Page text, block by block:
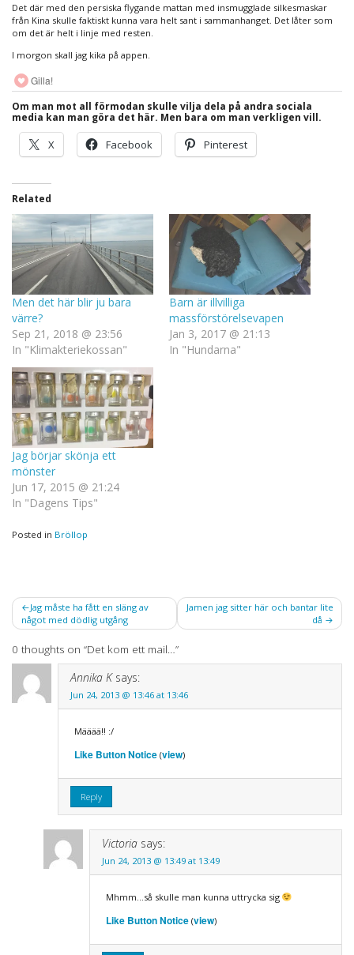
Det där med den persiska flygande mattan med insmugglade silkesmaskar
från Kina skulle faktiskt kunna vara helt sant i sammanhanget. Det låter som
om det är helt i linje med resten.
I morgon skall jag kika på appen.
Gilla!
Om man mot all förmodan skulle vilja dela på andra sociala
media kan man göra det här. Men bara om man verkligen vill.
X Facebook Pinterest
Related
Men det här blir ju bara
värre?
Sep 21, 2018 @ 23:56
In "Klimakteriekossan"
Barn är illvilliga
massförstörelsevapen
Jan 3, 2017 @ 21:13
In "Hundarna"
Jag börjar skönja ett
mönster
Jun 17, 2015 @ 21:24
In "Dagens Tips"
Posted in Bröllop
Post
navigation
Jag måste ha fått en släng av
något med dödlig utgång
Jamen jag sitter här och bantar lite
då
0 thoughts on “Det kom ett mail…”
Annika K says:
Jun 24, 2013 @ 13:46 at 13:46
Määää!! :/
Like Button Notice(view)
Reply
Victoria says:
Jun 24, 2013 @ 13:49 at 13:49
Mhmm…så skulle man kunna uttrycka sig
Like Button Notice(view)